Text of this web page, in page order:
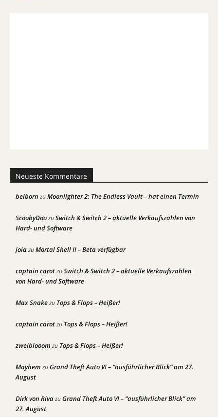
Neueste Kommentare
belborn zuMoonlighter 2: The Endless Vault – hat einen Termin
ScoobyDoozuSwitch & Switch 2 – aktuelle Verkaufszahlen von
Hard- und Software
joiazuMortal Shell II – Beta verfügbar
captain carotzuSwitch & Switch 2 – aktuelle Verkaufszahlen
von Hard- und Software
Max Snakezu Tops & Flops – Heißer!
captain carotzu Tops & Flops – Heißer!
zweiblooom zu Tops & Flops – Heißer!
Mayhem zuGrand Theft Auto VI – “ausführlicher Blick” am 27.
August
Dirk von RivazuGrand Theft Auto VI – “ausführlicher Blick” am
27. August